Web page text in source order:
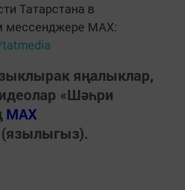
Татарстана в
мессенджере MАХ:
яңалыклар,
«Шәһри
MAX
(язылыгыз).